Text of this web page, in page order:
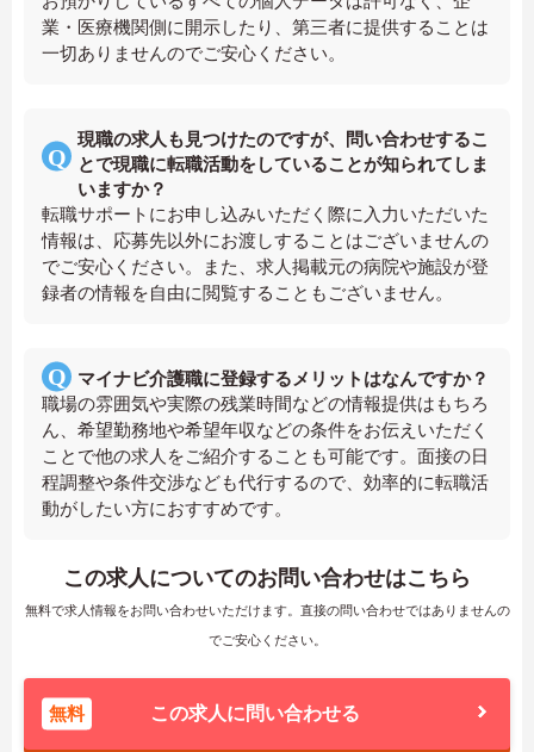
業・医療機関側に開示したり、第三者に提供することは
一切ありませんのでご安心ください。
現職の求人も見つけたのですが、問い合わせするこ
とで現職に転職活動をしていることが知られてしま
いますか？
転職サポートにお申し込みいただく際に入力いただいた
情報は、応募先以外にお渡しすることはございませんの
でご安心ください。また、求人掲載元の病院や施設が登
録者の情報を自由に閲覧することもございません。
マイナビ介護職に登録するメリットはなんですか？
職場の雰囲気や実際の残業時間などの情報提供はもちろ
ん、希望勤務地や希望年収などの条件をお伝えいただく
ことで他の求人をご紹介することも可能です。面接の日
程調整や条件交渉なども代行するので、効率的に転職活
動がしたい方におすすめです。
この求人についてのお問い合わせはこちら
無料で求人情報をお問い合わせいただけます。直接の問い合わせではありませんの
でご安心ください。
無料 この求人に問い合わせる